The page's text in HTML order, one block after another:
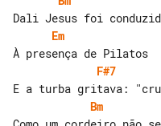
Em
F#7
Bm